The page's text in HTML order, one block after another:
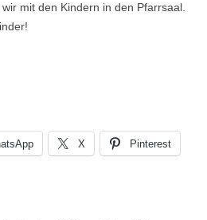
mit den Kindern in den Pfarrsaal.
X Pinterest